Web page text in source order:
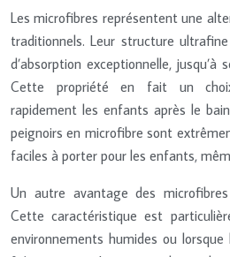
Les microfibres représentent une
traditionnels. Leur structure
d’absorption exceptionnelle,
Cette propriété en fait un
rapidement les enfants après le
peignoirs en microfibre sont
faciles à porter pour les enfants,
Un autre avantage des
Cette caractéristique est
environnements humides ou